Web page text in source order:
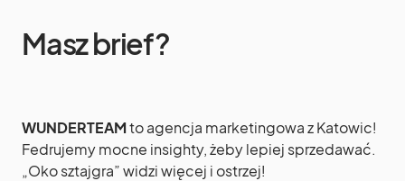
Masz brief?
WUNDERTEAMto agencja marketingowa z Katowic!
Fedrujemy mocne insighty, żeby lepiej sprzedawać.
„Oko sztajgra” widzi więcej i ostrzej!